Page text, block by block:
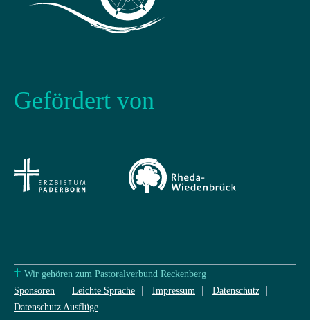
Gefördert von
Wir gehören zum Pastoralverbund Reckenberg
Sponsoren
Leichte Sprache Impressum
Datenschutz
Datenschutz Ausflüge